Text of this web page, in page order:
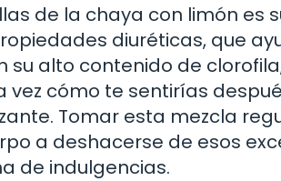
de la chaya con limón es
diuréticas, que
su alto contenido de
cómo te sentirías
Tomar esta mezcla
a deshacerse de esos
de indulgencias.